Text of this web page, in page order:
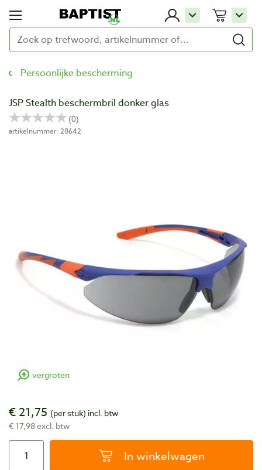
Persoonlijke bescherming
JSP Stealth beschermbril donker glas
artikelnummer: 28642
vergroten
€ 21,75 (per stuk) incl. btw
€ 17,98 excl. btw
In winkelwagen